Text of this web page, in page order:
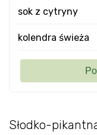
Słodko-
sok z cytryny
kolendra świeża